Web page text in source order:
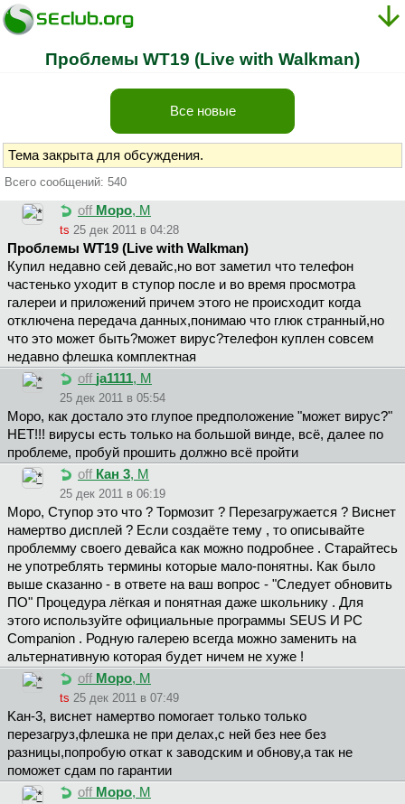
Проблемы WT19 (Live with Walkman)
Все новые
Тема закрыта для обсуждения.
Всего сообщений: 540
off Mopo, М
ts 25 дек 2011 в 04:28
Проблемы WT19 (Live with Walkman)
Купил недавно сей девайс,но вот заметил что телефон
частенько уходит в ступор после и во время просмотра
галереи и приложений причем этого не происходит когда
отключена передача данных,понимаю что глюк странный,но
что это может быть?может вирус?телефон куплен совсем
недавно флешка комплектная
off ja1111, М
25 дек 2011 в 05:54
Mopo, как достало это глупое предположение "может вирус?"
НЕТ!!! вирусы есть только на большой винде, всё, далее по
проблеме, пробуй прошить должно всё пройти
off Кан 3, М
25 дек 2011 в 06:19
Mopo, Ступор это что ? Тормозит ? Перезагружается ? Виснет
намертво дисплей ? Если создаёте тему , то описывайте
проблемму своего девайса как можно подробнее . Старайтесь
не употреблять термины которые мало-понятны. Как было
выше сказанно - в ответе на ваш вопрос - "Следует обновить
ПО" Процедура лёгкая и понятная даже школьнику . Для
этого используйте официальные программы SEUS И PC
Companion . Родную галерею всегда можно заменить на
альтернативную которая будет ничем не хуже !
off Mopo, М
ts 25 дек 2011 в 07:49
Kaн-3, виснет намертво помогает только только
перезагруз,флешка не при делах,с ней без нее без
разницы,попробую откат к заводским и обнову,а так не
поможет сдам по гарантии
off Mopo, М